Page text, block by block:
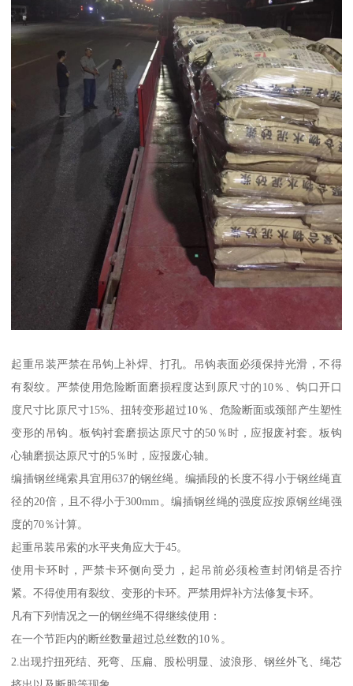
起重吊装严禁在吊钩上补焊、打孔。吊钩表面必须保持光滑，不得
有裂纹。严禁使用危险断面磨损程度达到原尺寸的10％、钩口开口
度尺寸比原尺寸15%、扭转变形超过10％、危险断面或颈部产生塑性
变形的吊钩。板钩衬套磨损达原尺寸的50％时，应报废衬套。板钩
心轴磨损达原尺寸的5％时，应报废心轴。
编插钢丝绳索具宜用637的钢丝绳。编插段的长度不得小于钢丝绳直
径的20倍，且不得小于300mm。编插钢丝绳的强度应按原钢丝绳强
度的70％计算。
起重吊装吊索的水平夹角应大于45。
使用卡环时，严禁卡环侧向受力，起吊前必须检查封闭销是否拧
紧。不得使用有裂纹、变形的卡环。严禁用焊补方法修复卡环。
凡有下列情况之一的钢丝绳不得继续使用：
在一个节距内的断丝数量超过总丝数的10％。
2.出现拧扭死结、死弯、压扁、股松明显、波浪形、钢丝外飞、绳芯